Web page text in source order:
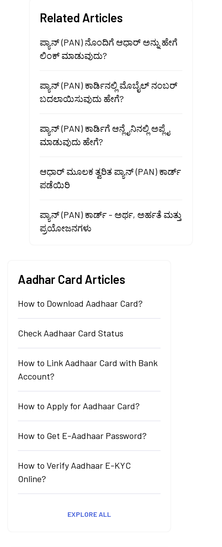
Related Articles
ಪ್ಯಾನ್ (PAN) ನೊಂದಿಗೆ ಆಧಾರ್ ಅನ್ನು ಹೇಗೆ
ಲಿಂಕ್ ಮಾಡುವುದು?
ಪ್ಯಾನ್ (PAN) ಕಾರ್ಡಿನಲ್ಲಿ ಮೊಬೈಲ್ ನಂಬರ್
ಬದಲಾಯಿಸುವುದು ಹೇಗೆ?
ಪ್ಯಾನ್ (PAN) ಕಾರ್ಡಿಗೆ ಆನ್ಲೈನಿನಲ್ಲಿ ಅಪ್ಲೈ
ಮಾಡುವುದು ಹೇಗೆ?
ಆಧಾರ್ ಮೂಲಕ ತ್ವರಿತ ಪ್ಯಾನ್ (PAN) ಕಾರ್ಡ್
ಪಡೆಯಿರಿ
ಪ್ಯಾನ್ (PAN) ಕಾರ್ಡ್ - ಅರ್ಥ, ಅರ್ಹತೆ ಮತ್ತು
ಪ್ರಯೋಜನಗಳು
Aadhar Card Articles
How to Download Aadhaar Card?
Check Aadhaar Card Status
How to Link Aadhaar Card with Bank
Account?
How to Apply for Aadhaar Card?
How to Get E-Aadhaar Password?
How to Verify Aadhaar E-KYC
Online?
EXPLORE ALL